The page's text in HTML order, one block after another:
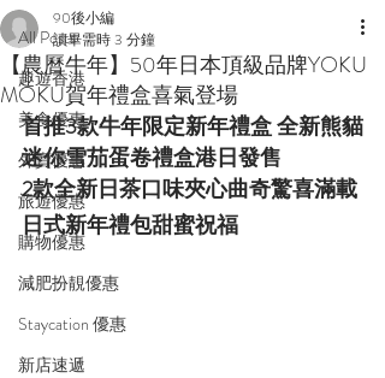
All Posts
趣遊香港
美食優惠
外賣優惠
旅遊優惠
購物優惠
減肥扮靚優惠
Staycation 優惠
新店速遞
【農曆牛年】50年日本頂級品牌YOKU
MOKU賀年禮盒喜氣登場
90後小編
讀畢需時 3 分鐘
首推3款牛年限定新年禮盒 全新熊貓
迷你雪茄蛋卷禮盒港日發售
2款全新日茶口味夾心曲奇驚喜滿載
日式新年禮包甜蜜祝福